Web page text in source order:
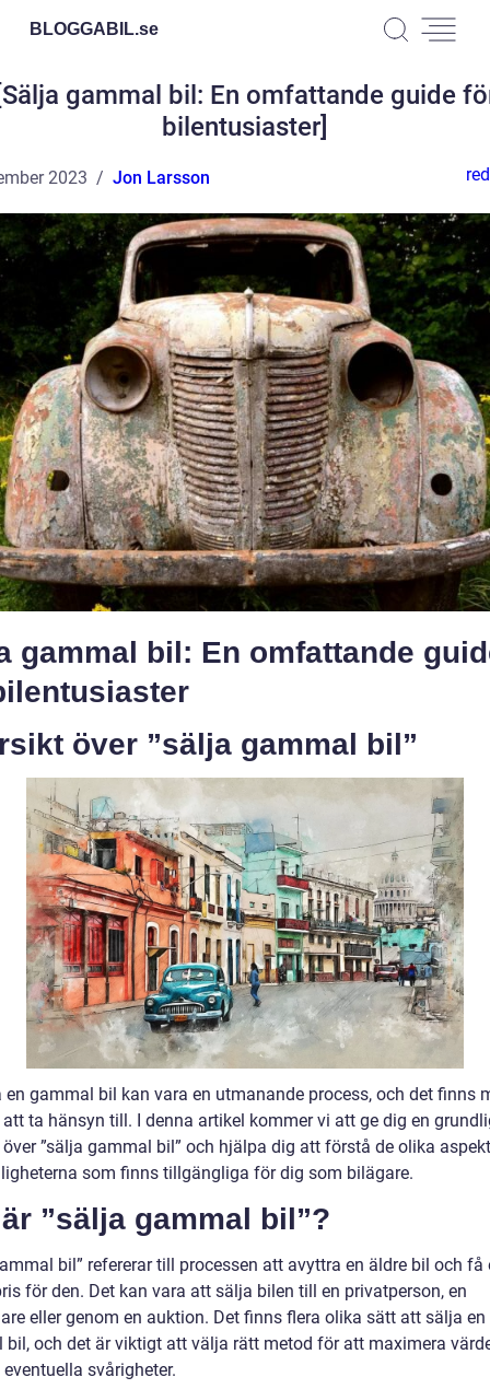
BLOGGABIL.se
gammal bil: En omfattande guide
bilentusiaster]
2023 Jon Larsson
gammal bil: En omfattande
över ”sälja gammal bil”
en gammal bil kan vara en utmanande process, och det finns
ta hänsyn till. I denna artikel kommer vi att ge dig en
”sälja gammal bil” och hjälpa dig att förstå de olika
som finns tillgängliga för dig som bilägare.
”sälja gammal bil”?
bil” refererar till processen att avyttra en äldre bil och få
för den. Det kan vara att sälja bilen till en privatperson, en
eller genom en auktion. Det finns flera olika sätt att sälja en
bil, och det är viktigt att välja rätt metod för att maximera
svårigheter.